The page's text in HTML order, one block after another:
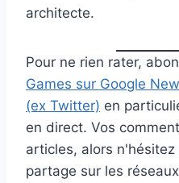
architecte.
Pour ne rien rater,
Games sur Google
(ex Twitter) en
en direct. Vos
articles, alors n'hésitez
partage sur les